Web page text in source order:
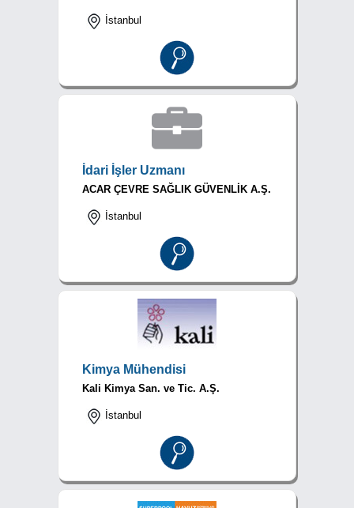
İstanbul
İdari İşler Uzmanı
ACAR ÇEVRE SAĞLIK GÜVENLİK A.Ş.
İstanbul
Kimya Mühendisi
Kali Kimya San. ve Tic. A.Ş.
İstanbul